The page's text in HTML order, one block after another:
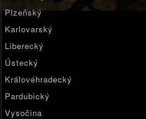
Plzeňský
Karlovarský
Liberecký
Ústecký
Královéhradecký
Pardubický
Vysočina